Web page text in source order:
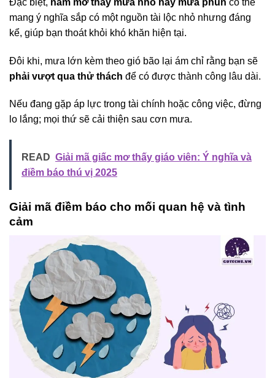
mang ý nghĩa sắp có một nguồn tài lộc nhỏ nhưng đáng
kể, giúp bạn thoát khỏi khó khăn hiện tại.
Đôi khi, mưa lớn kèm theo gió bão lại ám chỉ rằng bạn sẽ
phải vượt qua thử thách để có được thành công lâu dài.
Nếu đang gặp áp lực trong tài chính hoặc công việc, đừng
lo lắng; mọi thứ sẽ cải thiện sau cơn mưa.
READ Giải mã giấc mơ thấy giáo viên: Ý nghĩa và
điềm báo thú vị 2025
Giải mã điềm báo cho mối quan hệ và tình
cảm